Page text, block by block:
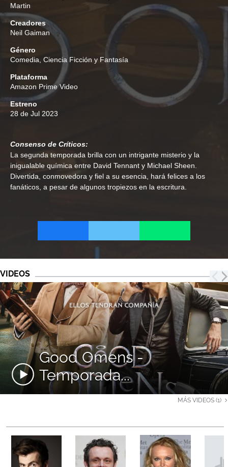
Martin
Creadores
Neil Gaiman
Género
Comedia Ciencia Ficción y Fantasía
Plataforma
Amazon Prime Video
Estreno
28 de Jul 2023
Consenso de Críticos:
La segunda temporada brilla con un intrigante misterio y la
inigualable química entre David Tennant y Michael Sheen.
Divertida, conmovedora y fiel a su esencia, hará felices a los
fanáticos, a pesar de algunos tropiezos en la escritura.
VIDEOS
Good Omens -
Temporada...
MÁS VIDEOS (1)